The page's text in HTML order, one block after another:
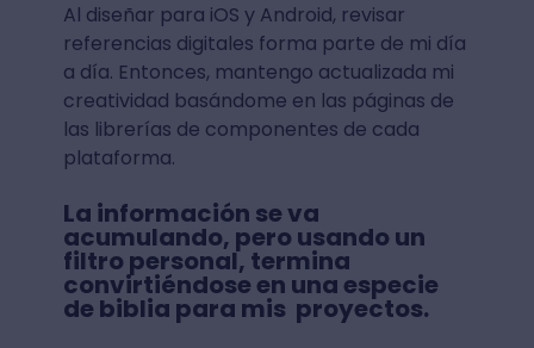
Al diseñar para iOS y Android, revisar
referencias digitales forma parte de mi día
a día. Entonces, mantengo actualizada mi
creatividad basándome en las páginas de
las librerías de componentes de cada
plataforma.
La información se va
acumulando, pero usando un
filtro personal, termina
convirtiéndose en una especie
de biblia para mis proyectos.